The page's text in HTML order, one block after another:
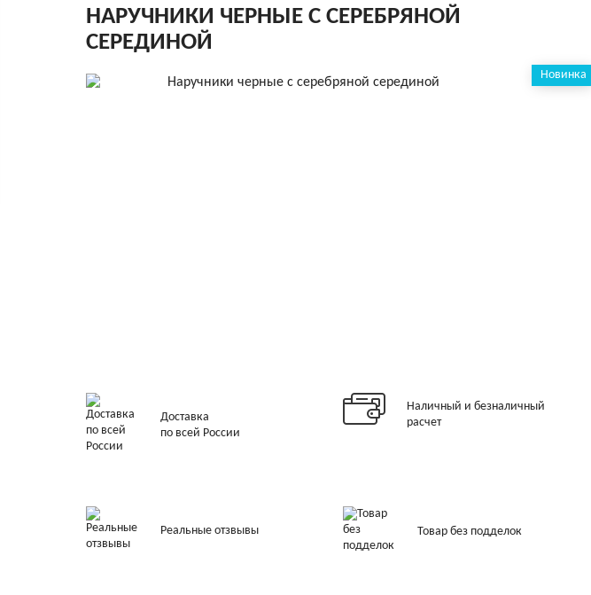
НАРУЧНИКИ ЧЕРНЫЕ С СЕРЕБРЯНОЙ
СЕРЕДИНОЙ
Новинка
Доставка
по всей России
Наличный и безналичный
расчет
Реальные отзвывы Товар без подделок